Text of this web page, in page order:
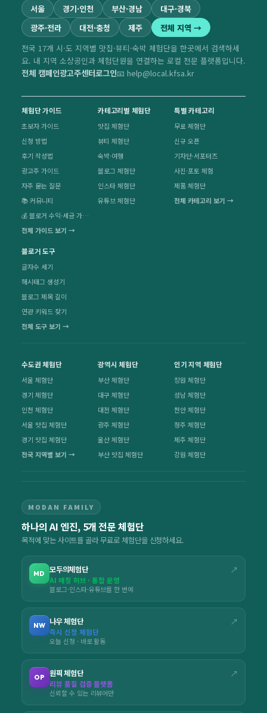
서울 경기·인천 부산·경남
대구·경북
광주·전라
대전·충청 제주
전체 지역 →
전국 17개 시·도 지역별 맛집·뷰티·숙박 체험단을 한곳에서 검색하세
요. 내 지역 소상공인과 체험단원을 연결하는 로컬 전문 플랫폼입니다.
전체 캠페인광고주센터로그인📧 help@local.kfsa.kr
체험단 가이드
초보자 가이드
신청 방법
후기 작성법
광고주 가이드
자주 묻는 질문
📚 커뮤니티
💰 블로거 수익·세금 가이드
전체 가이드 보기 →
카테고리별 체험단
맛집 체험단
뷰티 체험단
숙박·여행
블로그 체험단
인스타 체험단
유튜브 체험단
특별 카테고리
무료 체험단
신규 오픈
기자단·서포터즈
사진·포토 체험
제품 체험단
전체 카테고리 보기 →
블로거 도구
글자수 세기
해시태그 생성기
블로그 제목 길이
연관 키워드 찾기
전체 도구 보기 →
수도권 체험단
서울 체험단
경기 체험단
인천 체험단
서울 맛집 체험단
경기 맛집 체험단
전국 지역별 보기 →
광역시 체험단
부산 체험단
대구 체험단
대전 체험단
광주 체험단
울산 체험단
부산 맛집 체험단
인기 지역 체험단
창원 체험단
성남 체험단
천안 체험단
청주 체험단
제주 체험단
강원 체험단
MODAN FAMILY
하나의 AI 엔진, 5개 전문 체험단
목적에 맞는 사이트를 골라 무료로 체험단을 신청하세요.
MD 모두의체험단 ↗
AI 매칭 허브 · 통합 운영
블로그·인스타·유튜브를 한 번에
NW 나우 체험단 ↗
즉시 신청 체험단
오늘 신청 · 바로 활동
OP 원픽 체험단 ↗
리뷰 품질 검증 플랫폼
신뢰할 수 있는 리뷰어만